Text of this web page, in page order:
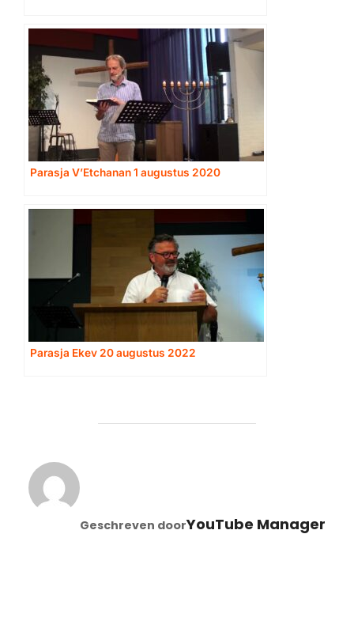
Parasja V’Etchanan 1 augustus 2020
Parasja Ekev 20 augustus 2022
Geschreven doorYouTube Manager